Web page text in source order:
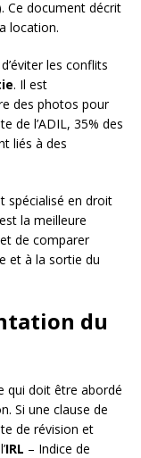
Ce document décrit
location.
les conflits
. Il est
des photos pour
de l’ADIL, 35% des
liés à des
spécialisé en droit
la meilleure
de comparer
et à la sortie du
du
qui doit être abordé
Si une clause de
de révision et
IRL – Indice de